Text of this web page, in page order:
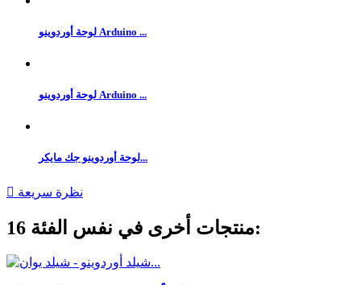
لوحة أوردوينو Arduino ...
لوحة أوردوينو Arduino ...
لوحة أوردوينو جك مايكر...
 نظرة سريعة
16 منتجات أخرى في نفس الفئة: